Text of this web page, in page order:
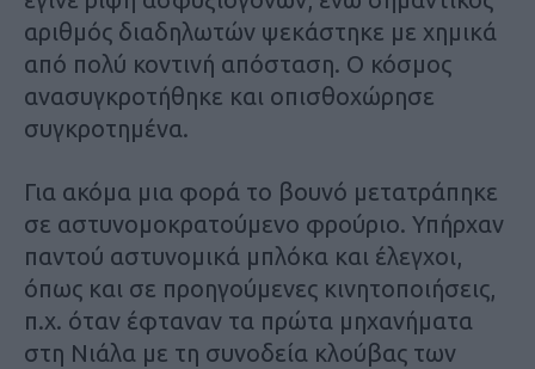
αριθμός διαδηλωτών ψεκάστηκε με χημικά
από πολύ κοντινή απόσταση. Ο κόσμος
ανασυγκροτήθηκε και οπισθοχώρησε
συγκροτημένα.
Για ακόμα μια φορά το βουνό μετατράπηκε
σε αστυνομοκρατούμενο φρούριο. Υπήρχαν
παντού αστυνομικά μπλόκα και έλεγχοι,
όπως και σε προηγούμενες κινητοποιήσεις,
π.χ. όταν έφταναν τα πρώτα μηχανήματα
στη Νιάλα με τη συνοδεία κλούβας των